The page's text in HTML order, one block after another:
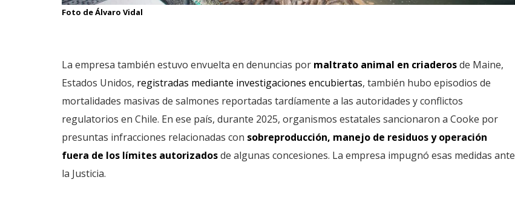
Foto de Álvaro Vidal
La empresa también estuvo envuelta en denuncias por maltrato animal en criaderosde Maine,
Estados Unidos, registradas mediante investigaciones encubiertas, también hubo episodios de
mortalidades masivas de salmones reportadas tardíamente a las autoridades y conflictos
regulatorios en Chile. En ese país, durante 2025, organismos estatales sancionaron a Cooke por
presuntas infracciones relacionadas con sobreproducción, manejo de residuos y operación
fuera de los límites autorizadosde algunas concesiones. La empresa impugnó esas medidas ante
la Justicia.